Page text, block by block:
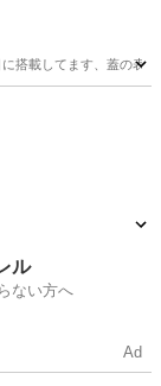
載してます、蓋の表
ル
ない方へ
Ad